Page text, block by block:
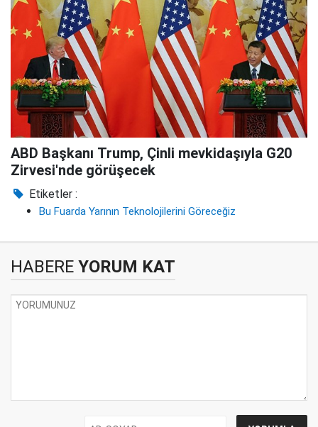
ABD Başkanı Trump, Çinli mevkidaşıyla G20
Zirvesi'nde görüşecek
Etiketler :
Bu Fuarda Yarının Teknolojilerini Göreceğiz
HABERE YORUM KAT